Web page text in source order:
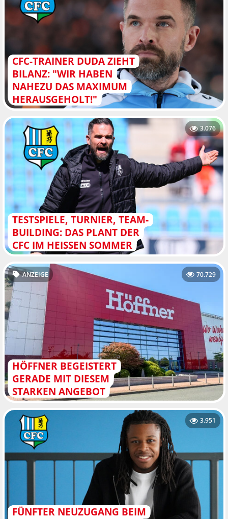
CFC-TRAINER DUDA ZIEHT
BILANZ: "WIR HABEN
NAHEZU DAS MAXIMUM
HERAUSGEHOLT!"
TESTSPIELE, TURNIER, TEAM-
BUILDING: DAS PLANT DER
CFC IM HEISSEN SOMMER
3.076
HÖFFNER BEGEISTERT
GERADE MIT DIESEM
STARKEN ANGEBOT
ANZEIGE 70.729
FÜNFTER NEUZUGANG BEIM
3.951